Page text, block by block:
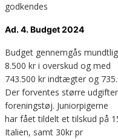
godkendes
Ad. 4. Budget 2024
Budget gennemgås
8.500 kr i overskud og med
743.500 kr indtægter og
Der forventes større
foreningstøj. Juniorpigerne
har fået tildelt et tilskud på
Italien, samt 30kr pr